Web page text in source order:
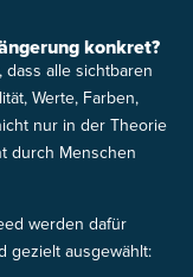
konkret?
alle sichtbaren
Werte, Farben,
nur in der Theorie
durch Menschen
werden dafür
gezielt ausgewählt: